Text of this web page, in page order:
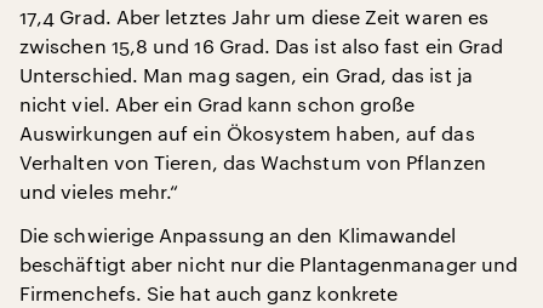
17,4 Grad. Aber letztes Jahr um diese Zeit waren es
zwischen 15,8 und 16 Grad. Das ist also fast ein Grad
Unterschied. Man mag sagen, ein Grad, das ist ja
nicht viel. Aber ein Grad kann schon große
Auswirkungen auf ein Ökosystem haben, auf das
Verhalten von Tieren, das Wachstum von Pflanzen
und vieles mehr.“
Die schwierige Anpassung an den Klimawandel
beschäftigt aber nicht nur die Plantagenmanager und
Firmenchefs. Sie hat auch ganz konkrete